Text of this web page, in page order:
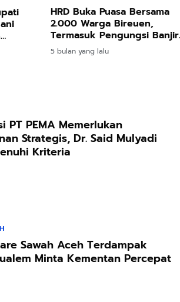
HRD Buka Puasa Bersama
2.000 Warga Bireuen,
Termasuk Pengungsi Banjir
dan Longsor
5 bulan yang lalu
PT PEMA Memerlukan
Strategis, Dr. Said Mulyadi
Kriteria
Sawah Aceh Terdampak
Minta Kementan Percepat